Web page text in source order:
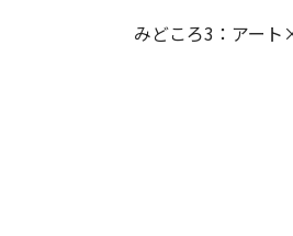
みどころ3：アー